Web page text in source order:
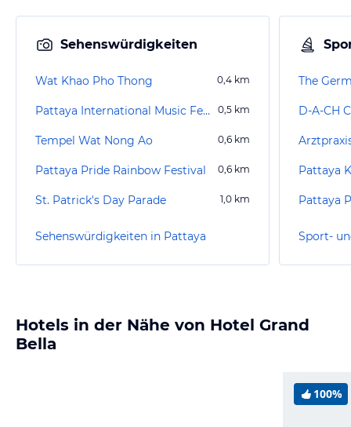
Sehenswürdigkeiten
Wat Khao Pho Thong 0,4 km
Pattaya International Music Festival 0,5 km
Tempel Wat Nong Ao 0,6 km
Pattaya Pride Rainbow Festival 0,6 km
St. Patrick's Day Parade 1,0 km
Sehenswürdigkeiten in Pattaya
The
D-A-CH
Pattaya
Pattaya
Sport-
Hotels in der Nähe von Hotel Grand
Bella
100%